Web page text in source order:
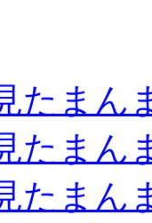
たまん
たまん
たまん